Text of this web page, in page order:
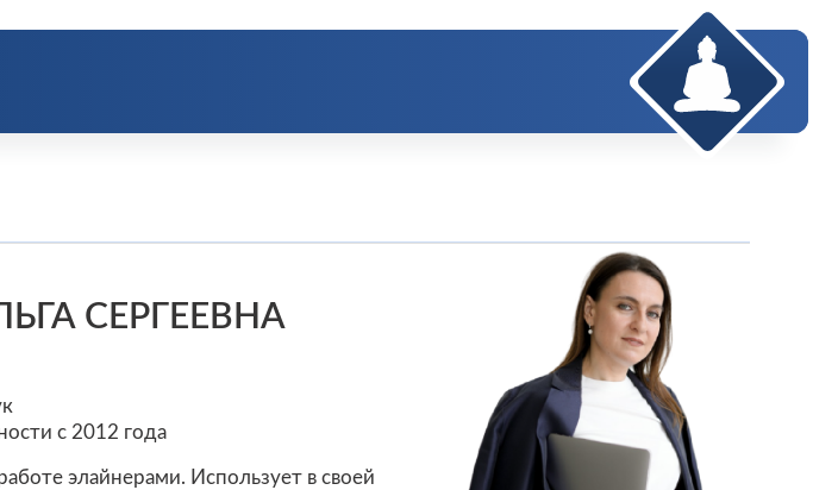
СЕРГЕЕВНА
с 2012 года
элайнерами. Использует в своей